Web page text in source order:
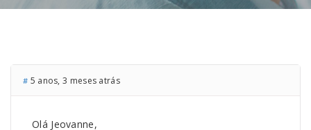
# 5 anos, 3 meses atrás
Olá Jeovanne,